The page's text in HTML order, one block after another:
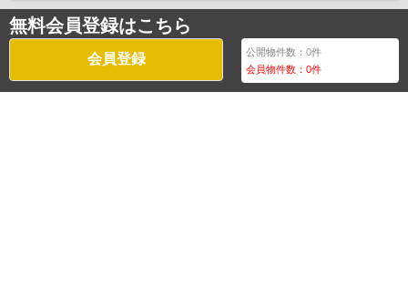
無料会員登録はこちら
会員登録 公開物件数：0件
会員物件数：0件